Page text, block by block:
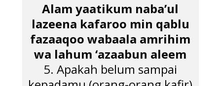
Alam yaatikum naba’ul
lazeena kafaroo min qablu
fazaaqoo wabaala amrihim
wa lahum ‘azaabun aleem
5. Apakah belum sampai